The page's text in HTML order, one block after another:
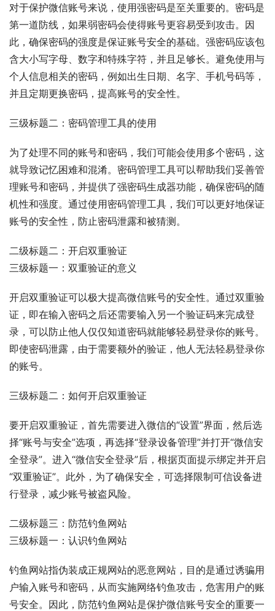
对于保护微信账号来说，使用强密码是至关重要的。密码是
第一道防线，如果弱密码会使得账号更容易受到攻击。因
此，确保密码的强度是保证账号安全的基础。强密码应该包
含大小写字母、数字和特殊字符，并且足够长。避免使用与
个人信息相关的密码，例如出生日期、名字、手机号码等，
并且定期更换密码，提高账号的安全性。
三级标题二：密码管理工具的使用
为了处理不同的账号和密码，我们可能会使用多个密码，这
就导致记忆困难和混淆。密码管理工具可以帮助我们妥善管
理账号和密码，并提供了强密码生成器功能，确保密码的随
机性和强度。通过使用密码管理工具，我们可以更好地保证
账号的安全性，防止密码泄露和被猜测。
二级标题二：开启双重验证
三级标题一：双重验证的意义
开启双重验证可以极大提高微信账号的安全性。通过双重验
证，即在输入密码之后还需要输入另一个验证码来完成登
录，可以防止他人仅仅知道密码就能够轻易登录你的账号。
即使密码泄露，由于需要额外的验证，他人无法轻易登录你
的账号。
三级标题二：如何开启双重验证
要开启双重验证，首先需要进入微信的“设置”界面，然后选
择“账号与安全”选项，再选择“登录设备管理”并打开“微信安
全登录”。进入“微信安全登录”后，根据页面提示绑定并开启
“双重验证”。此外，为了确保安全，可选择限制可信设备进
行登录，减少账号被盗风险。
二级标题三：防范钓鱼网站
三级标题一：认识钓鱼网站
钓鱼网站指伪装成正规网站的恶意网站，目的是通过诱骗用
户输入账号和密码，从而实施网络钓鱼攻击，危害用户的账
号安全。因此，防范钓鱼网站是保护微信账号安全的重要一